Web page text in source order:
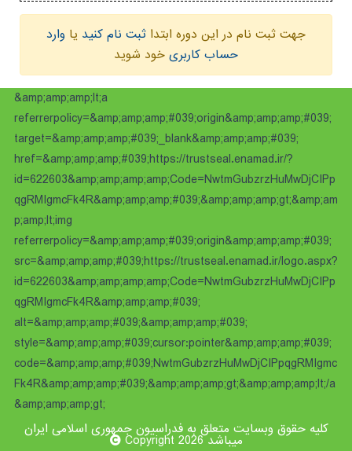
جهت ثبت نام در این دوره ابتدا ثبت نام کنید یا وارد
حساب کاربری خود شوید
&amp;amp;amp;lt;a
referrerpolicy=&amp;amp;amp;#039;origin&amp;amp;amp;#039;
target=&amp;amp;amp;#039;_blank&amp;amp;amp;#039;
href=&amp;amp;amp;#039;https://trustseal.enamad.ir/?
id=622603&amp;amp;amp;amp;Code=NwtmGubzrzHuMwDjCIPp
qgRMIgmcFk4R&amp;amp;amp;#039;&amp;amp;amp;gt;&amp;am
p;amp;lt;img
referrerpolicy=&amp;amp;amp;#039;origin&amp;amp;amp;#039;
src=&amp;amp;amp;#039;https://trustseal.enamad.ir/logo.aspx?
id=622603&amp;amp;amp;amp;Code=NwtmGubzrzHuMwDjCIPp
qgRMIgmcFk4R&amp;amp;amp;#039;
alt=&amp;amp;amp;#039;&amp;amp;amp;#039;
style=&amp;amp;amp;#039;cursor:pointer&amp;amp;amp;#039;
code=&amp;amp;amp;#039;NwtmGubzrzHuMwDjCIPpqgRMIgmc
Fk4R&amp;amp;amp;#039;&amp;amp;amp;gt;&amp;amp;amp;lt;/a
&amp;amp;amp;gt;
کلیه حقوق وبسایت متعلق به فدراسیون جمهوری اسلامی ایران
میباشد Copyright 2026